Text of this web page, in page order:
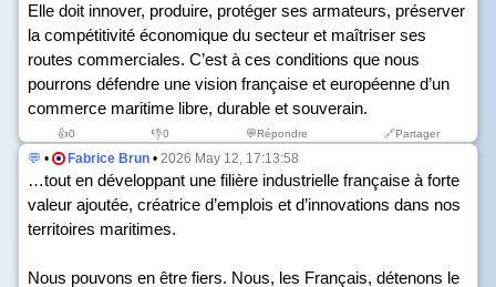
Elle doit innover, produire, protéger ses armateurs, préserver
la compétitivité économique du secteur et maîtriser ses
routes commerciales. C’est à ces conditions que nous
pourrons défendre une vision française et européenne d’un
commerce maritime libre, durable et souverain.
👍0 👎0 💬Répondre 🔗Partager
💬 • Fabrice Brun • 2026 May 12, 17:13:58
…tout en développant une filière industrielle française à forte
valeur ajoutée, créatrice d’emplois et d’innovations dans nos
territoires maritimes.
Nous pouvons en être fiers. Nous, les Français, détenons le